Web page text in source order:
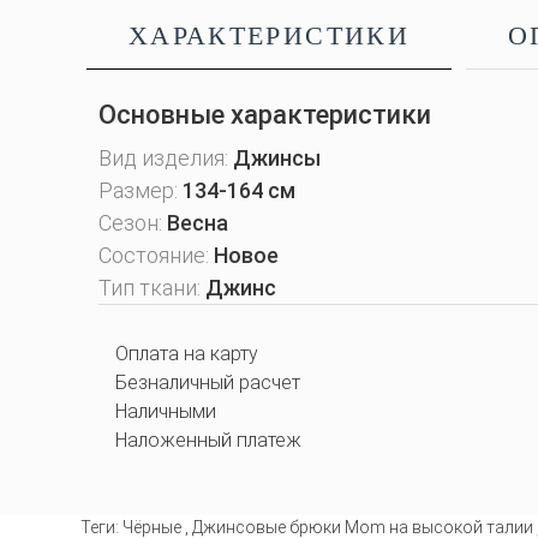
ХАРАКТЕРИСТИКИ
Основные характеристики
Вид изделия: Джинсы
Размер: 134-164 см
Сезон: Весна
Состояние: Новое
Тип ткани: Джинс
Оплата на карту
Безналичный расчет
Наличными
Наложенный платеж
Теги: Чёрные , Джинсовые брюки Mom на высокой талии